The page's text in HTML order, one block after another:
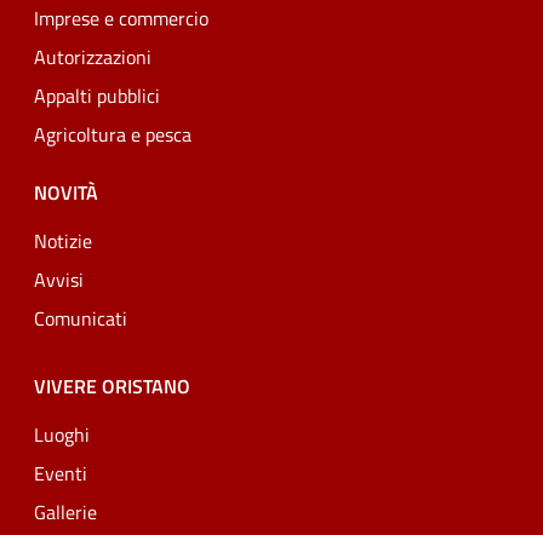
Imprese e commercio
Autorizzazioni
Appalti pubblici
Agricoltura e pesca
NOVITÀ
Notizie
Avvisi
Comunicati
VIVERE ORISTANO
Luoghi
Eventi
Gallerie